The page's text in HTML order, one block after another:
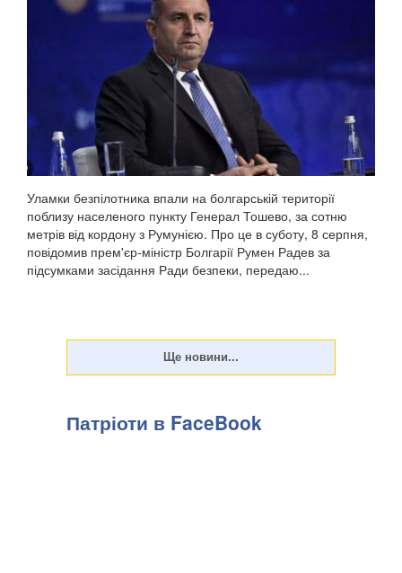
Уламки безпілотника впали на болгарській території
поблизу населеного пункту Генерал Тошево, за сотню
метрів від кордону з Румунією. Про це в суботу, 8 серпня,
повідомив прем'єр-міністр Болгарії Румен Радев за
підсумками засідання Ради безпеки, передаю...
Патріоти в FaceBook